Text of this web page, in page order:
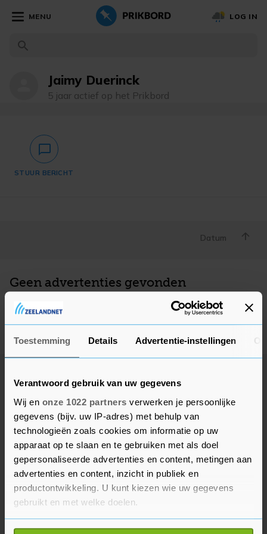
Toestemming Details Advertentie-instellingen
Verantwoord gebruik van uw gegevens
Wij en onze 1022 partners verwerken je persoonlijke
gegevens (bijv. uw IP-adres) met behulp van
technologieën zoals cookies om informatie op uw
apparaat op te slaan en te gebruiken met als doel
gepersonaliseerde advertenties en content, metingen aan
advertenties en content, inzicht in publiek en
productontwikkeling. U kunt kiezen wie uw gegevens
gebruikt en met welke doelen.
Als u het toestaat, willen we ook graag:
MENU LOG IN
Jaimy Duerinck
5 jaar actief op het Prikbord
chat_bubble_outlined
STUUR BERICHT
Datum
Geen advertenties gevonden
Deze adverteerder heeft op dit moment geen actieve
advertenties, kom later nog eens terug.